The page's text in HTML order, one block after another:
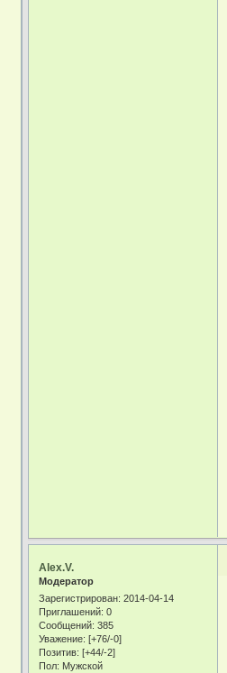
Alex.V.
Модератор
Зарегистрирован: 2014-04-14
Приглашений: 0
Сообщений: 385
Уважение: [+76/-0]
Позитив: [+44/-2]
Пол: Мужской